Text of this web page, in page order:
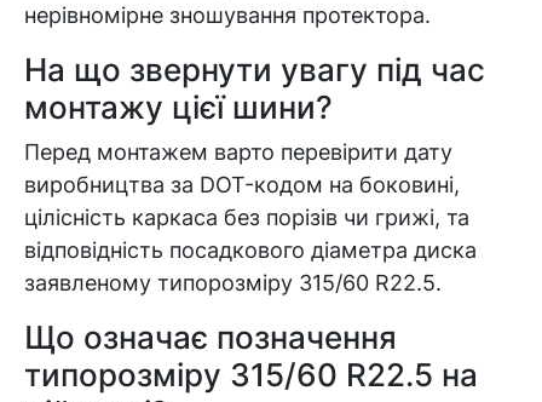
нерівномірне зношування протектора.
На що звернути увагу під час
монтажу цієї шини?
Перед монтажем варто перевірити дату
виробництва за DOT-кодом на боковині,
цілісність каркаса без порізів чи грижі, та
відповідність посадкового діаметра диска
заявленому типорозміру 315/60 R22.5.
Що означає позначення
типорозміру 315/60 R22.5 на